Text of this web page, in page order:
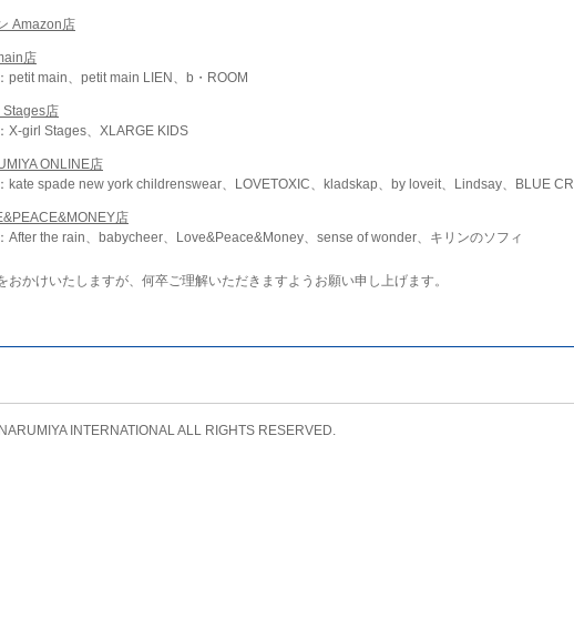
Amazon店
店
petit main、petit main LIEN、b・ROOM
Stages店
X-girl Stages、XLARGE KIDS
ONLINE店
kate spade new york childrenswear、LOVETOXIC、kladskap、by loveit、Lindsay、BLUE
店
After the rain、babycheer、Love&Peace&Money、sense of wonder、キリンのソフィ
おかけいたしますが、何卒ご理解いただきますようお願い申し上げます。